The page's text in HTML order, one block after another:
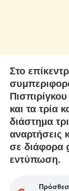
Στο
και τα τρία
διάστημα
αναρτήσεις
σε διάφορα
εντύπωση.